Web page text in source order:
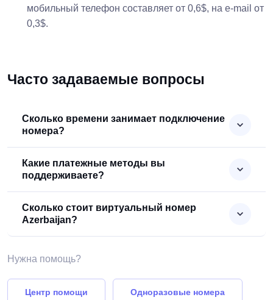
мобильный телефон составляет от 0,6$, на e-mail от
0,3$.
Часто задаваемые вопросы
Сколько времени занимает подключение
номера?
Какие платежные методы вы
поддерживаете?
Сколько стоит виртуальный номер
Azerbaijan?
Нужна помощь?
Центр помощи Одноразовые номера